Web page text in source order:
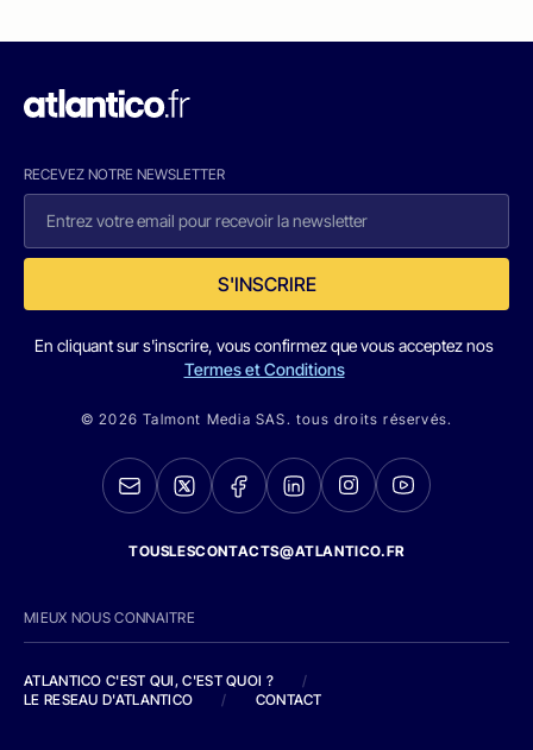
RECEVEZ NOTRE NEWSLETTER
S'INSCRIRE
En cliquant sur s'inscrire, vous confirmez que vous acceptez nos
Termes et Conditions
© 2026 Talmont Media SAS. tous droits réservés.
TOUSLESCONTACTS@ATLANTICO.FR
MIEUX NOUS CONNAITRE
ATLANTICO C'EST QUI, C'EST QUOI ?
/
LE RESEAU D'ATLANTICO
/ CONTACT